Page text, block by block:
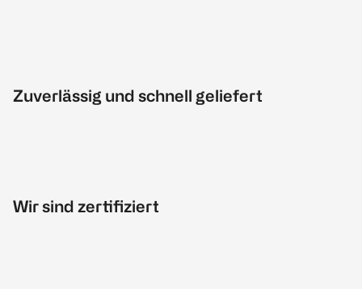
Zuverlässig und schnell geliefert
Wir sind zertifiziert